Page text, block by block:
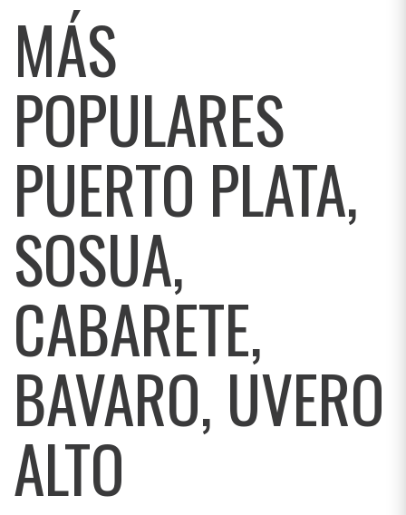
MÁS
POPULARES
PUERTO PLATA,
SOSUA,
CABARETE,
BAVARO, UVERO
ALTO